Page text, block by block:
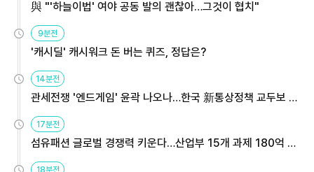
與 "'하늘이법' 여야 공동 발의 괜찮아…그것이 협치"
9분전
'캐시딜' 캐시워크 돈 버는 퀴즈, 정답은?
14분전
관세전쟁 '엔드게임' 윤곽 나오나…한국 新통상정책 교두보 활
17분전
섬유패션 글로벌 경쟁력 키운다…산업부 15개 과제 180억 지
18분전